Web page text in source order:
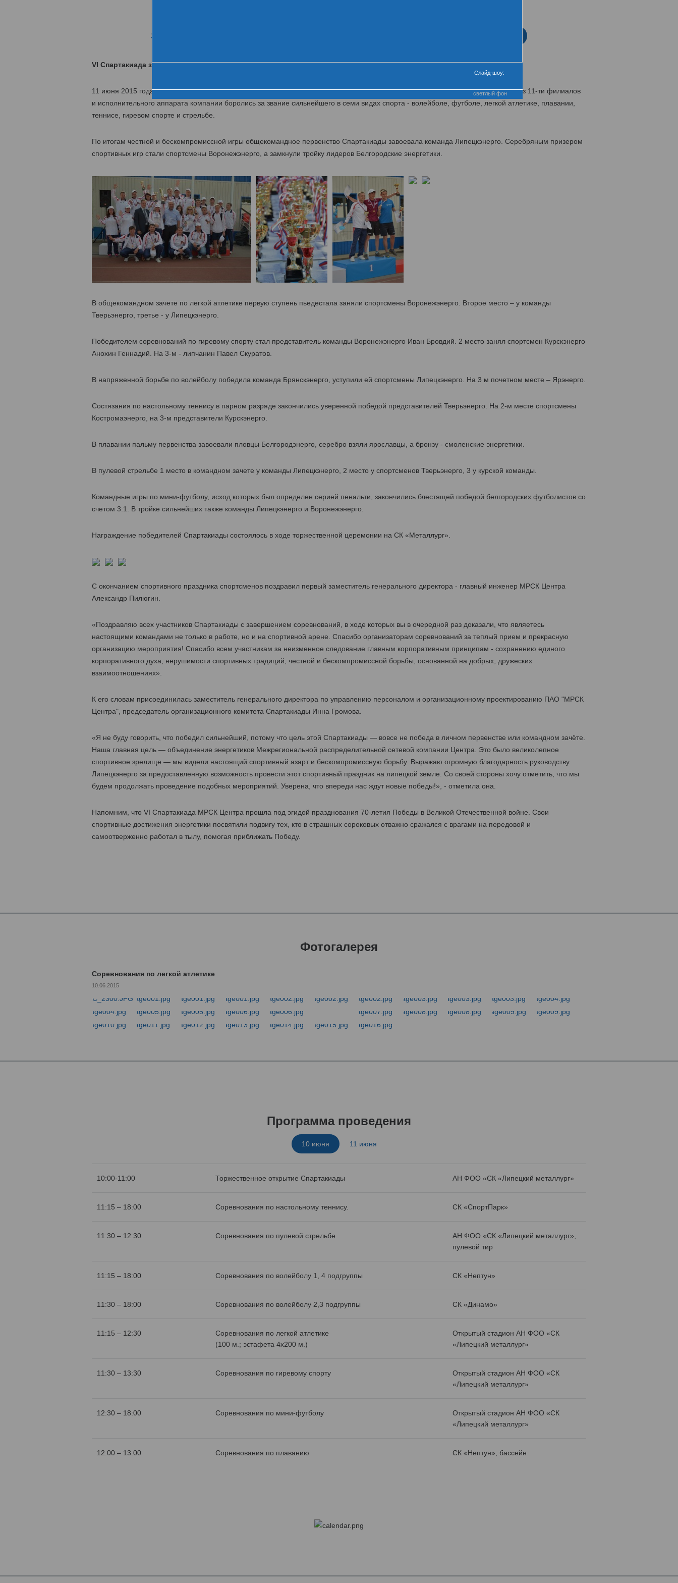
За день до старта
VI Спартакиада завершилась победой липецких энергетиков МРСК Центра
11 июня 2015 года завершилась VI Спартакиада энергетиков МРСК Центра. В течение двух дней 500 спортсменов-энергетиков из 11-ти филиалов
и исполнительного аппарата компании боролись за звание сильнейшего в семи видах спорта - волейболе, футболе, легкой атлетике, плавании,
теннисе, гиревом спорте и стрельбе.
По итогам честной и бескомпромиссной игры общекомандное первенство Спартакиады завоевала команда Липецкэнерго. Серебряным призером
спортивных игр стали спортсмены Воронежэнерго, а замкнули тройку лидеров Белгородские энергетики.
В общекомандном зачете по легкой атлетике первую ступень пьедестала заняли спортсмены Воронежэнерго. Второе место – у команды
Тверьэнерго, третье - у Липецкэнерго.
Победителем соревнований по гиревому спорту стал представитель команды Воронежэнерго Иван Бровдий. 2 место занял спортсмен Курскэнерго
Анохин Геннадий. На 3-м - липчанин Павел Скуратов.
В напряженной борьбе по волейболу победила команда Брянскэнерго, уступили ей спортсмены Липецкэнерго. На 3 м почетном месте – Ярэнерго.
Состязания по настольному теннису в парном разряде закончились уверенной победой представителей Тверьэнерго. На 2-м месте спортсмены
Костромаэнерго, на 3-м представители Курскэнерго.
В плавании пальму первенства завоевали пловцы Белгородэнерго, серебро взяли ярославцы, а бронзу - смоленские энергетики.
В пулевой стрельбе 1 место в командном зачете у команды Липецкэнерго, 2 место у спортсменов Тверьэнерго, 3 у курской команды.
Командные игры по мини-футболу, исход которых был определен серией пенальти, закончились блестящей победой белгородских футболистов со
счетом 3:1. В тройке сильнейших также команды Липецкэнерго и Воронежэнерго.
Награждение победителей Спартакиады состоялось в ходе торжественной церемонии на СК «Металлург».
С окончанием спортивного праздника спортсменов поздравил первый заместитель генерального директора - главный инженер МРСК Центра
Александр Пилюгин.
«Поздравляю всех участников Спартакиады с завершением соревнований, в ходе которых вы в очередной раз доказали, что являетесь
настоящими командами не только в работе, но и на спортивной арене. Спасибо организаторам соревнований за теплый прием и прекрасную
организацию мероприятия! Спасибо всем участникам за неизменное следование главным корпоративным принципам - сохранению единого
корпоративного духа, нерушимости спортивных традиций, честной и бескомпромиссной борьбы, основанной на добрых, дружеских
взаимоотношениях».
К его словам присоединилась заместитель генерального директора по управлению персоналом и организационному проектированию ПАО "МРСК
Центра", председатель организационного комитета Спартакиады Инна Громова.
«Я не буду говорить, что победил сильнейший, потому что цель этой Спартакиады — вовсе не победа в личном первенстве или командном зачёте.
Наша главная цель — объединение энергетиков Межрегиональной распределительной сетевой компании Центра. Это было великолепное
спортивное зрелище — мы видели настоящий спортивный азарт и бескомпромиссную борьбу. Выражаю огромную благодарность руководству
Липецкэнерго за предоставленную возможность провести этот спортивный праздник на липецкой земле. Со своей стороны хочу отметить, что мы
будем продолжать проведение подобных мероприятий. Уверена, что впереди нас ждут новые победы!», - отметила она.
Напомним, что VI Cпартакиада МРСК Центра прошла под эгидой празднования 70-летия Победы в Великой Отечественной войне. Свои
спортивные достижения энергетики посвятили подвигу тех, кто в страшных сороковых отважно сражался с врагами на передовой и
самоотверженно работал в тылу, помогая приближать Победу.
Фотогалерея
Соревнования по легкой атлетике
10.06.2015
Программа проведения
10 июня 11 июня
10:00-11:00 Торжественное открытие Спартакиады АН ФОО «СК «Липецкий металлург»
11:15 – 18:00 Соревнования по настольному теннису. СК «СпортПарк»
11:30 – 12:30 Соревнования по пулевой стрельбе
АН ФОО «СК «Липецкий металлург»,
пулевой тир
11:15 – 18:00 Соревнования по волейболу 1, 4 подгруппы СК «Нептун»
11:30 – 18:00 Соревнования по волейболу 2,3 подгруппы СК «Динамо»
11:15 – 12:30
Соревнования по легкой атлетике
(100 м.; эстафета 4х200 м.)
Открытый стадион АН ФОО «СК
«Липецкий металлург»
11:30 – 13:30 Соревнования по гиревому спорту
Открытый стадион АН ФОО «СК
«Липецкий металлург»
12:30 – 18:00 Соревнования по мини-футболу
Открытый стадион АН ФОО «СК
«Липецкий металлург»
12:00 – 13:00 Соревнования по плаванию СК «Нептун», бассейн
Слайд-шоу:
светлый фон